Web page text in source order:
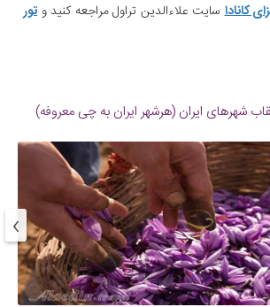
کاناداسایت علاءالدین تراول مراجعه کنید و تور
شهرهای ایران (هرشهر ایران به چی معروفه)
›